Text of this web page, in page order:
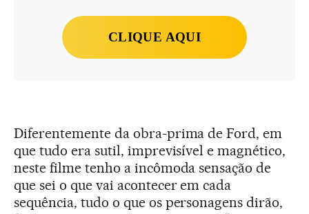
CLIQUE AQUI
Diferentemente da obra-prima de Ford, em
que tudo era sutil, imprevisível e magnético,
neste filme tenho a incômoda sensação de
que sei o que vai acontecer em cada
sequência, tudo o que os personagens dirão,